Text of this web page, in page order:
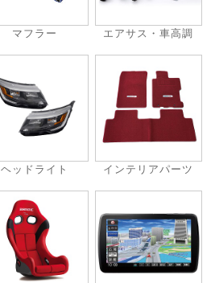
マフラー エアサス・車高調
ヘッドライト インテリアパーツ